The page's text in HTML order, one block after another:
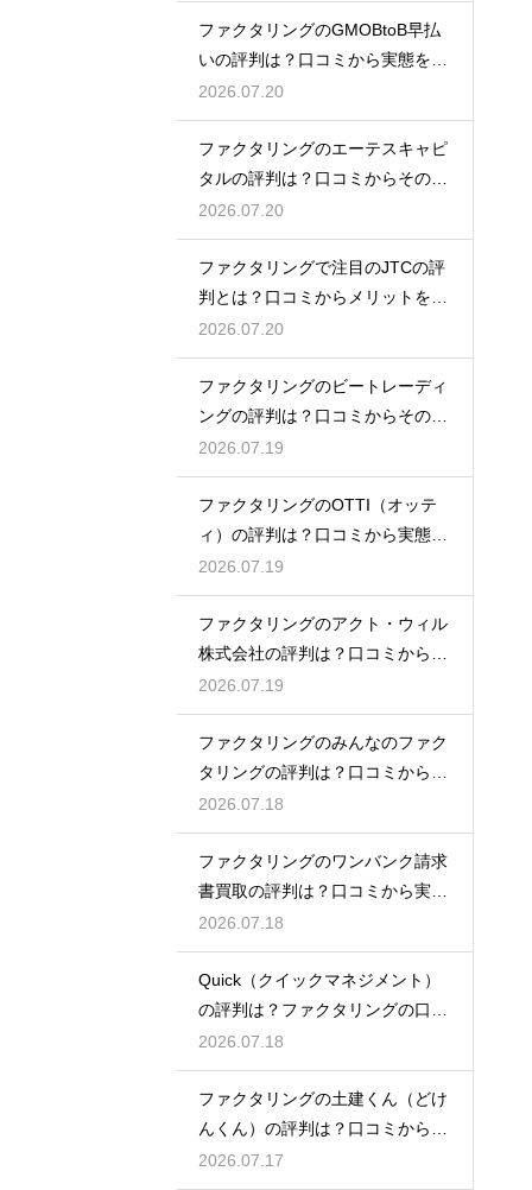
ファクタリングのGMOBtoB早払
いの評判は？口コミから実態を徹
底解説
2026.07.20
ファクタリングのエーテスキャピ
タルの評判は？口コミからその実
態を徹底解説
2026.07.20
ファクタリングで注目のJTCの評
判とは？口コミからメリットを徹
底解説
2026.07.20
ファクタリングのビートレーディ
ングの評判は？口コミからその実
態を徹底解説
2026.07.19
ファクタリングのOTTI（オッテ
ィ）の評判は？口コミから実態を
徹底解説
2026.07.19
ファクタリングのアクト・ウィル
株式会社の評判は？口コミから実
態を徹底解説
2026.07.19
ファクタリングのみんなのファク
タリングの評判は？口コミから実
態を徹底解説
2026.07.18
ファクタリングのワンバンク請求
書買取の評判は？口コミから実態
を徹底解説
2026.07.18
Quick（クイックマネジメント）
の評判は？ファクタリングの口コ
ミ検証
2026.07.18
ファクタリングの土建くん（どけ
んくん）の評判は？口コミから実
態を徹底解説
2026.07.17